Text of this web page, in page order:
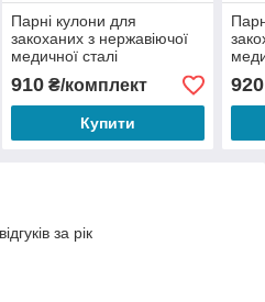
Парні кулони для
закоханих з нержавіючої
медичної сталі
"Народження Інтересу"
910₴/комплект
Купити
920
за рік